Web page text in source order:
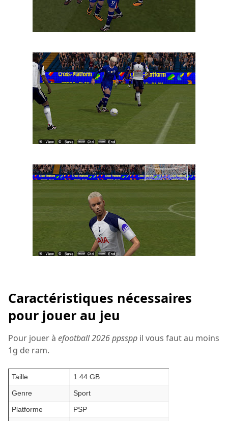
Caractéristiques nécessaires
pour jouer au jeu
Pour jouer à efootball 2026 ppsspp il vous faut au moins
1g de ram.
Taille
1.44 GB
Genre
Sport
Platforme
PSP